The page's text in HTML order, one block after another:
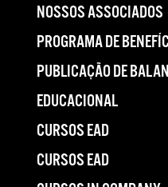
NOSSOS ASSOCIADOS
PROGRAMA DE
PUBLICAÇÃO DE
EDUCACIONAL
CURSOS EAD
CURSOS EAD